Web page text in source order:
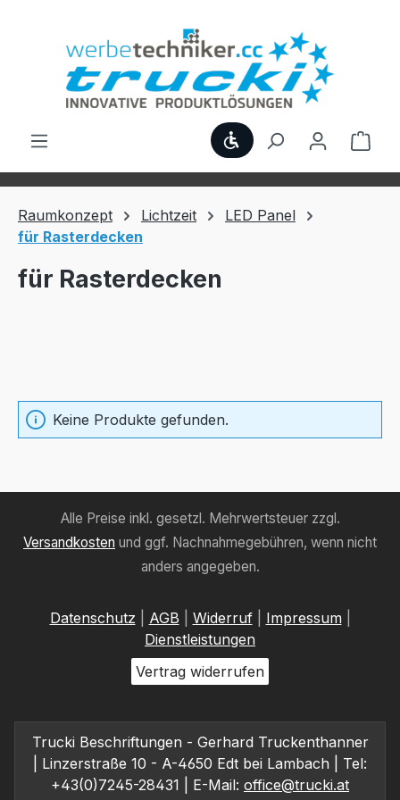
Werkzeugleiste
Raumkonzept Lichtzeit
LED Panel
für Rasterdecken
für Rasterdecken
Keine Produkte gefunden.
Alle Preise inkl. gesetzl. Mehrwertsteuer zzgl.
Versandkosten und ggf. Nachnahmegebühren, wenn nicht
anders angegeben.
Datenschutz AGB Widerruf| Impressum
Dienstleistungen
Vertrag widerrufen
Trucki Beschriftungen - Gerhard Truckenthanner
| Linzerstraße 10 - A-4650 Edt bei Lambach | Tel:
+43(0)7245-28431 | E-Mail: office@trucki.at